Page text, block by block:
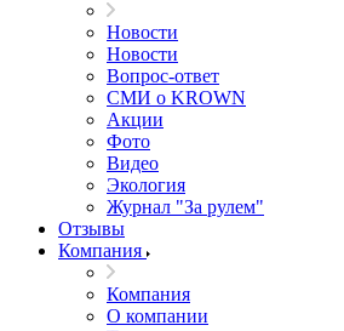
Новости
Новости
Вопрос-ответ
СМИ о KROWN
Акции
Фото
Видео
Экология
Журнал "За рулем"
Отзывы
Компания
Компания
О компании